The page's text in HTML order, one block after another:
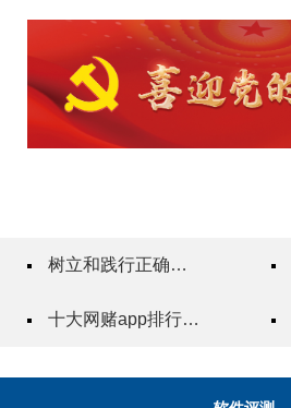
树立和践行正确政绩观
十大网赌app排行榜"一站式"质量服务指导站